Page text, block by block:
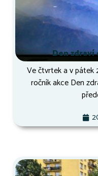
Den
Ve čtvrtek a v pátek
ročník akce Den